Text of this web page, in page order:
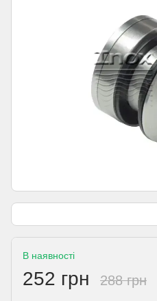
В наявності
252 грн 288 грн